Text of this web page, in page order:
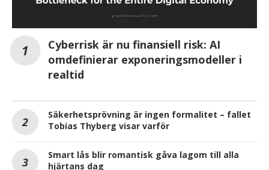
Cyberrisk är nu finansiell risk: AI
omdefinierar exponeringsmodeller i
realtid
Säkerhetsprövning är ingen formalitet – fallet
Tobias Thyberg visar varför
Smart lås blir romantisk gåva lagom till alla
hjärtans dag